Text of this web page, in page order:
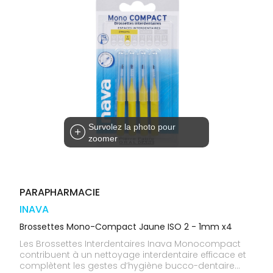
Survolez la photo pour
zoomer
PARAPHARMACIE
INAVA
Brossettes Mono-Compact Jaune ISO 2 - 1mm x4
Les Brossettes Interdentaires Inava Monocompact
contribuent à un nettoyage interdentaire efficace et
complètent les gestes d’hygiène bucco-dentaire